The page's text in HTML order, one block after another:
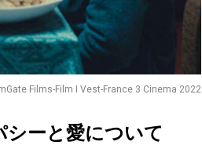
Films-Film I Vest-France 3 Cinema 2022
ーと愛について